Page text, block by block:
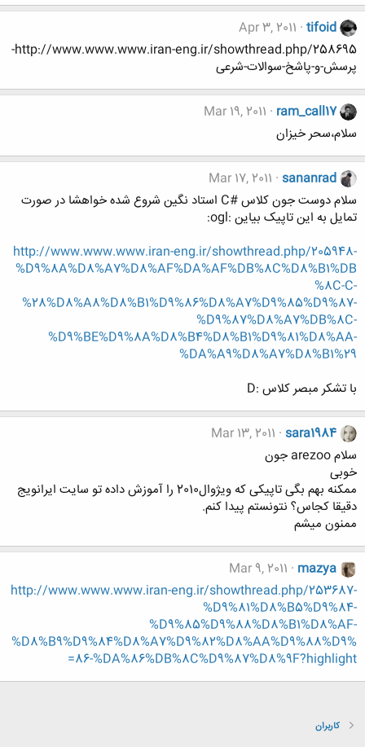
tifoid
Apr 3, 2011
http://www.www.www.iran-eng.ir/showthread.php/258695-
پرسش-و-پاشخ-سوالات-شرعی
ram_call17
Mar 19, 2011
سلام،سحر خیزان
sananrad
Mar 17, 2011
سلام دوست جون کلاس #C استاد نگین شروع شده خواهشا در صورت
تمایل به این تاپیک بیاین :ogl:
http://www.www.www.iran-eng.ir/showthread.php/205948-
%D9%8A%D8%A7%D8%AF%DA%AF%DB%8C%D8%B1%DB
%8C-C-
%28%D8%A8%D8%B1%D9%86%D8%A7%D9%85%D9%87-
%D9%87%D8%A7%DB%8C-
%D9%BE%D9%8A%D8%B4%D8%B1%D9%81%D8%AA-
%DA%A9%D8%A7%D8%B1%29
با تشکر مبصر کلاس :D
sara1984
Mar 13, 2011
سلام arezoo جون
خوبی
ممکنه بهم بگی تاپیکی که ویژوال2010 را آموزش داده تو سایت ایرانویج
دقیقا کجاس؟ نتونستم پیدا کنم.
ممنون میشم
mazya
Mar 9, 2011
http://www.www.www.iran-eng.ir/showthread.php/253687-
%D9%81%D8%B5%D9%84-
%D9%85%D9%88%D8%B1%D8%AF-
%D8%B9%D9%84%D8%A7%D9%82%D8%AA%D9%88%D9%
86-%DA%86%DB%8C%D9%87%D8%9F?highlight=
کاربران